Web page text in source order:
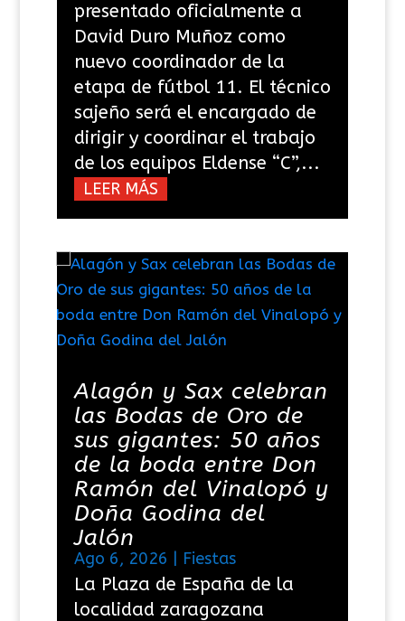
presentado oficialmente a
David Duro Muñoz como
nuevo coordinador de la
etapa de fútbol 11. El técnico
sajeño será el encargado de
dirigir y coordinar el trabajo
de los equipos Eldense “C”,...
LEER MÁS
Alagón y Sax celebran
las Bodas de Oro de
sus gigantes: 50 años
de la boda entre Don
Ramón del Vinalopó y
Doña Godina del
Jalón
Ago 6, 2026 Fiestas
La Plaza de España de la
localidad zaragozana